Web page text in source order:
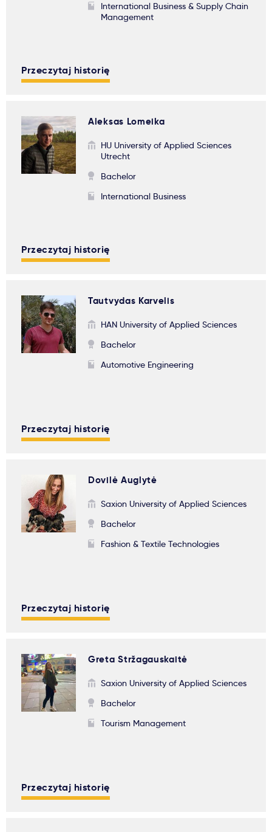
International Business & Supply Chain
Management
Przeczytaj historię
Aleksas Lomeika
HU University of Applied Sciences
Utrecht
Bachelor
International Business
Przeczytaj historię
Tautvydas Karvelis
HAN University of Applied Sciences
Bachelor
Automotive Engineering
Przeczytaj historię
Dovilė Auglytė
Saxion University of Applied Sciences
Bachelor
Fashion & Textile Technologies
Przeczytaj historię
Greta Stržagauskaitė
Saxion University of Applied Sciences
Bachelor
Tourism Management
Przeczytaj historię